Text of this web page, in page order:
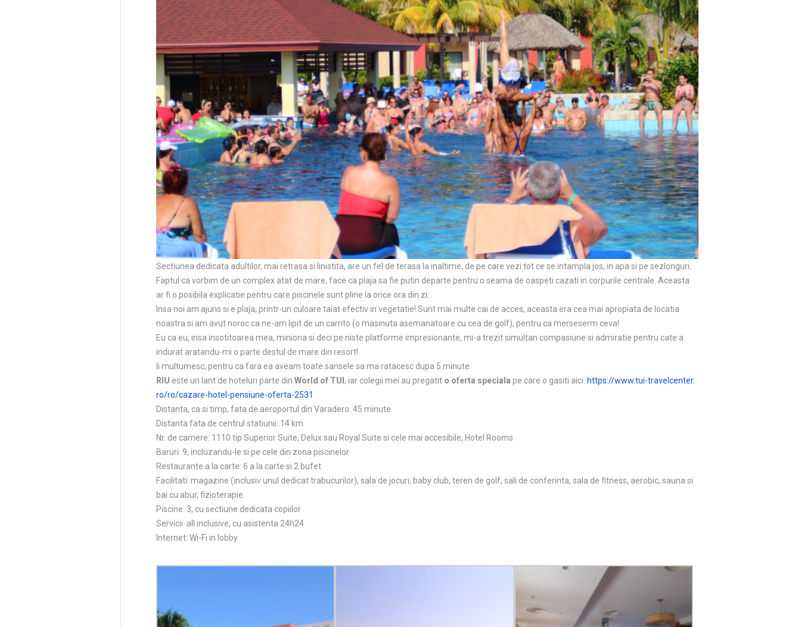
Sectiunea dedicata adultilor, mai retrasa si linistita, are un fel de terasa la inaltime, de pe care vezi tot ce se intampla jos, in apa si pe sezlonguri.
Faptul ca vorbim de un complex atat de mare, face ca plaja sa fie putin departe pentru o seama de oaspeti cazati in corpurile centrale. Aceasta
ar fi o posibila explicatie pentru care piscinele sunt pline la orice ora din zi.
Insa noi am ajuns si e plaja, printr-un culoare taiat efectiv in vegetatie! Sunt mai multe cai de acces, aceasta era cea mai apropiata de locatia
noastra si am avut noroc ca ne-am lipit de un carrito (o masinuta asemanatoare cu cea de golf), pentru ca merseserm ceva!
Eu ca eu, insa insotitoarea mea, miniona si deci pe niste platforme impresionante, mi-a trezit simultan compasiune si admiratie pentru cate a
indurat aratandu-mi o parte destul de mare din resort!
Ii multumesc, pentru ca fara ea aveam toate sansele sa ma ratacesc dupa 5 minute.
RIU este un lant de hoteluri parte din World of TUI , iar colegii mei au pregatit o oferta speciala pe care o gasiti aici: https://www.tui-travelcenter.
ro/ro/cazare-hotel-pensiune-oferta-2531
Distanta, ca si timp, fata de aeroportul din Varadero: 45 minute
Distanta fata de centrul statiunii: 14 km
Nr. de camere: 1110 tip Superior Suite, Delux sau Royal Suite si cele mai accesibile, Hotel Rooms
Baruri: 9, incluzandu-le si pe cele din zona piscinelor
Restaurante a la carte: 6 a la carte si 2 bufet
Facilitati: magazine (inclusiv unul dedicat trabucurilor), sala de jocuri, baby club, teren de golf, sali de conferinta, sala de fitness, aerobic, sauna si
bai cu abur, fizioterapie.
Piscine: 3, cu sectiune dedicata copiilor
Servicii: all inclusive, cu asistenta 24h24
Internet: Wi-Fi in lobby